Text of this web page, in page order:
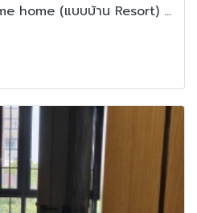
ทาวน์โฮมให้เช่า หมู่บ้าน time home (แบบบ้าน Resort) อ่อนนุช 40